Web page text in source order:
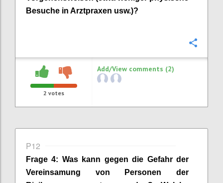
Besuche in Arztpraxen usw.)?
2 votes
Add/View comments (2)
P12
Frage 4: Was kann gegen die Gefahr der
Vereinsamung von Personen der